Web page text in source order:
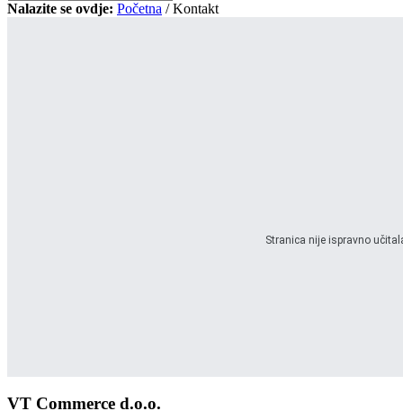
Nalazite se ovdje: Početna / Kontakt
Stranica nije ispravno
VT Commerce d.o.o.